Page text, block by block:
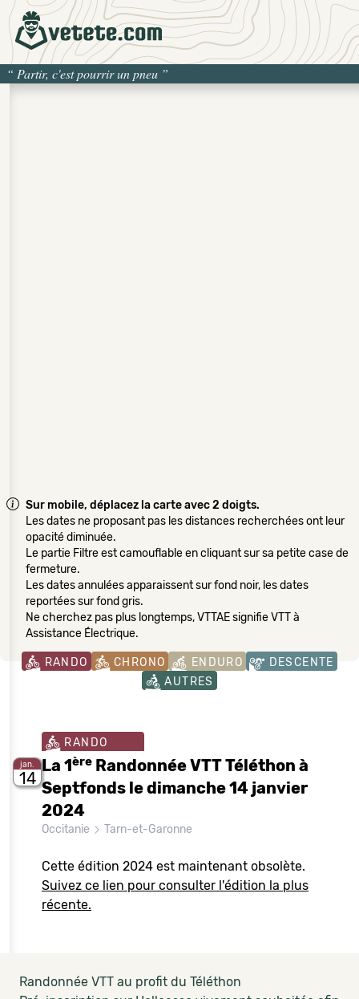
“ Partir, c'est pourrir un pneu ”
Sur mobile, déplacez la carte avec 2 doigts.
Les dates ne proposant pas les distances recherchées ont leur
opacité diminuée.
Le partie Filtre est camouflable en cliquant sur sa petite case de
fermeture.
Les dates annulées apparaissent sur fond noir, les dates
reportées sur fond gris.
Ne cherchez pas plus longtemps, VTTAE signifie VTT à
Assistance Électrique.
RANDO CHRONO ENDURO
DESCENTE
AUTRES
jan.
14
RANDO
La 1ère Randonnée VTT Téléthon à
Septfonds le dimanche 14 janvier
2024
Occitanie Tarn-et-Garonne
Cette édition 2024 est maintenant obsolète.
Suivez ce lien pour consulter l'édition la plus
récente.
Randonnée VTT au profit du Téléthon